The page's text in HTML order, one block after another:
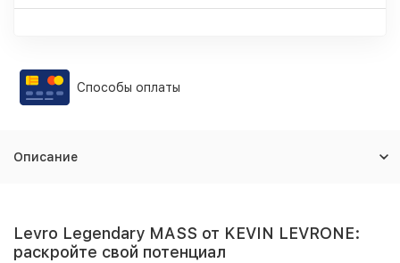
Способы оплаты
Описание
Levro Legendary MASS от KEVIN LEVRONE:
раскройте свой потенциал